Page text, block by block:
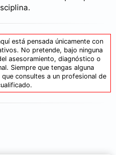
está pensada únicamente con
No pretende, bajo ninguna
asesoramiento, diagnóstico o
Siempre que tengas alguna
consultes a un profesional de